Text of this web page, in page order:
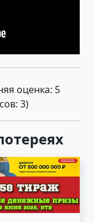
оценка: 5
3)